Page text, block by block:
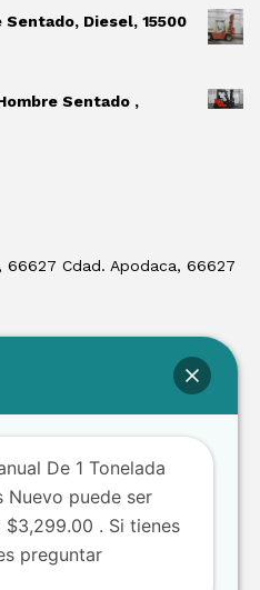
Diesel, 15500
Sentado ,
66627 Cdad. Apodaca, 66627
De 1 Tonelada
Nuevo puede ser
. Si tienes
preguntar